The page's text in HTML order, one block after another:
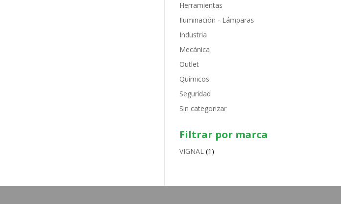
Herramientas
Iluminación - Lámparas
Industria
Mecánica
Outlet
Químicos
Seguridad
Sin categorizar
Filtrar por marca
VIGNAL (1)